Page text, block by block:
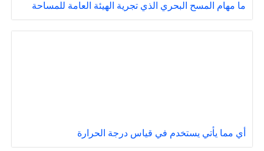
ما مهام المسح البحري الذي تجرية الهيئة العامة للمساحة
أي مما يأتي يستخدم في قياس درجة الحرارة